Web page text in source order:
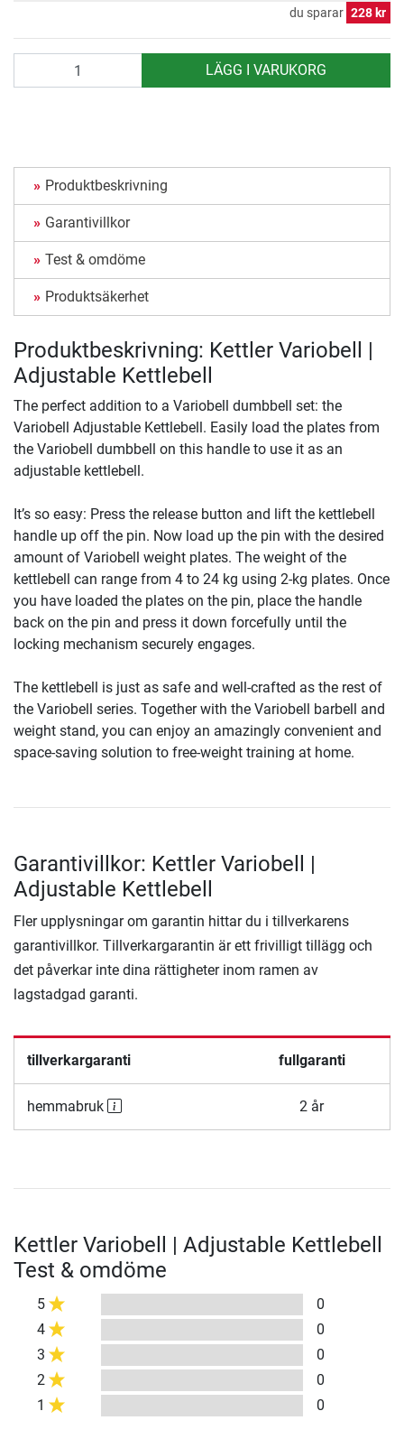
du sparar 228 kr
LÄGG I VARUKORG
Produktbeskrivning
Garantivillkor
Test & omdöme
Produktsäkerhet
Produktbeskrivning: Kettler Variobell |
Adjustable Kettlebell
The perfect addition to a Variobell dumbbell set: the
Variobell Adjustable Kettlebell. Easily load the plates from
the Variobell dumbbell on this handle to use it as an
adjustable kettlebell.
It’s so easy: Press the release button and lift the kettlebell
handle up off the pin. Now load up the pin with the desired
amount of Variobell weight plates. The weight of the
kettlebell can range from 4 to 24 kg using 2-kg plates. Once
you have loaded the plates on the pin, place the handle
back on the pin and press it down forcefully until the
locking mechanism securely engages.
The kettlebell is just as safe and well-crafted as the rest of
the Variobell series. Together with the Variobell barbell and
weight stand, you can enjoy an amazingly convenient and
space-saving solution to free-weight training at home.
Garantivillkor: Kettler Variobell |
Adjustable Kettlebell
Fler upplysningar om garantin hittar du i tillverkarens
garantivillkor. Tillverkargarantin är ett frivilligt tillägg och
det påverkar inte dina rättigheter inom ramen av
lagstadgad garanti.
tillverkargaranti fullgaranti
hemmabruk 2 år
Kettler Variobell | Adjustable Kettlebell
Test & omdöme
5
0
4
0
3
0
2
0
1
0